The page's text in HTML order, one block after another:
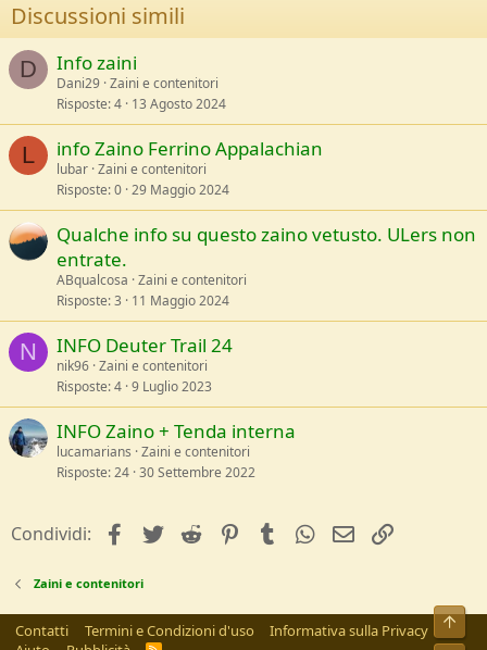
Discussioni simili
D Info zaini
Dani29 Zaini e contenitori
Risposte 4 13 Agosto 2024
L info Zaino Ferrino Appalachian
lubar Zaini e contenitori
Risposte 0 29 Maggio 2024
Qualche info su questo zaino vetusto. ULers non
entrate.
ABqualcosa Zaini e contenitori
Risposte 3 11 Maggio 2024
N INFO Deuter Trail 24
nik96 Zaini e contenitori
Risposte 4 9 Luglio 2023
INFO Zaino + Tenda interna
lucamarians Zaini e contenitori
Risposte 24 30 Settembre 2022
Condividi: facebookTwitterReddit PinterestTumblrWhatsApp
e-mail
Zaini e contenitori
Contatti Termini e Condizioni d'uso
Informativa sulla Privacy
Alto